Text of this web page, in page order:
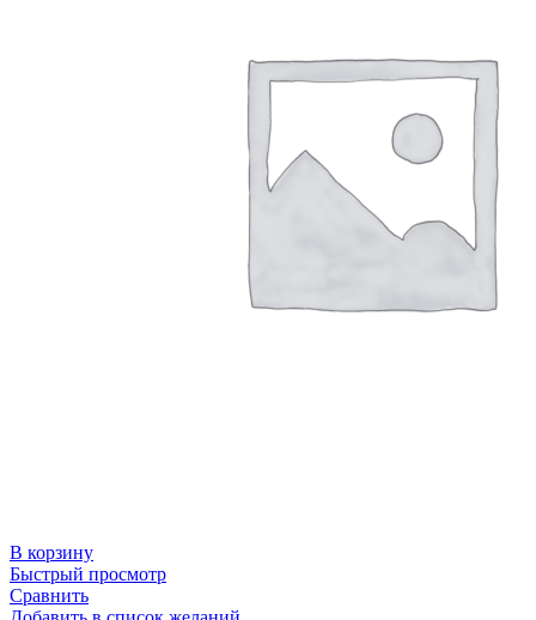
В корзину
Быстрый просмотр
Сравнить